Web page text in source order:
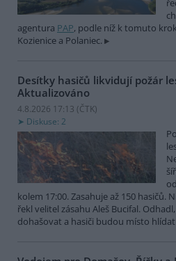
agentura PAP, podle níž k tomuto
Kozienice a Polaniec.
Desítky hasičů likvidují požár
Aktualizováno
4.8.2026 17:13 (ČTK)
Diskuse: 2
kolem 17:00. Zasahuje až 150 hasičů.
řekl velitel zásahu Aleš Bucifal.
dohašovat a hasiči budou místo